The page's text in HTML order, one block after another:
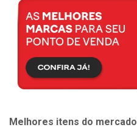
Melhores itens do mercado